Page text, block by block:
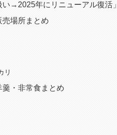
→2025年にリニューアル復活」
場所まとめ
リ
・非常食まとめ